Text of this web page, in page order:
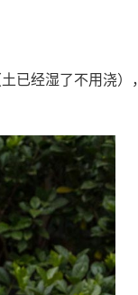
已经湿了不用浇），